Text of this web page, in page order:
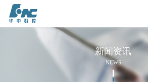
新闻资讯
NEWS